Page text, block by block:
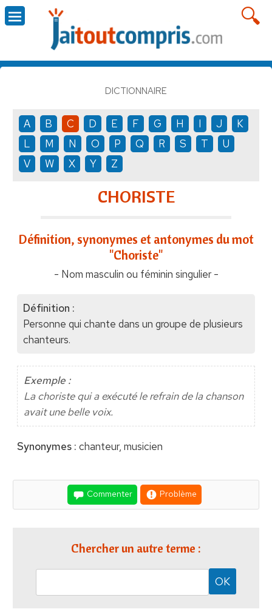
DICTIONNAIRE
A B C D E F G H I J
K
L
M N O P Q R S T
U
V
W X Y Z
CHORISTE
Définition, synonymes et antonymes du mot
"Choriste"
- Nom masculin ou féminin singulier -
Définition :
Personne qui chante dans un groupe de plusieurs
chanteurs.
Exemple :
La choriste qui a exécuté le refrain de la chanson
avait une belle voix.
Synonymes : chanteur, musicien
Commenter Problème
Chercher un autre terme :